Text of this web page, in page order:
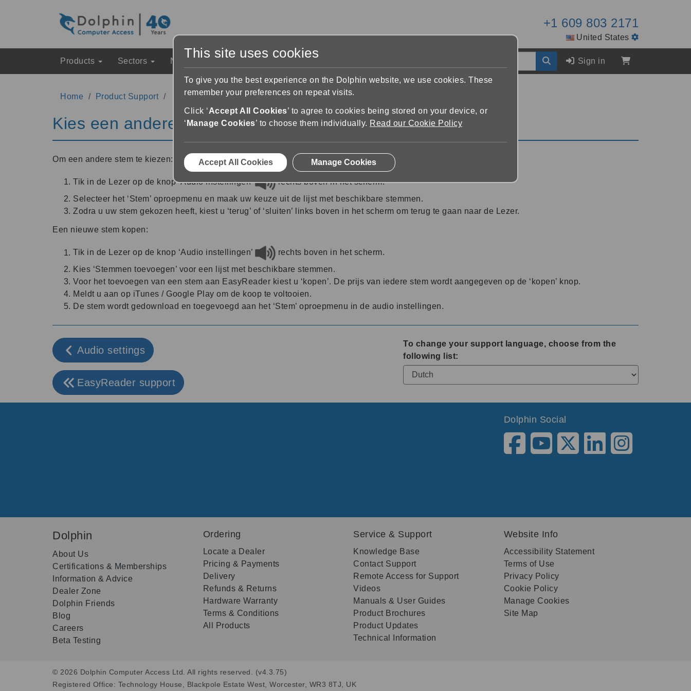
+1 609 803 2171
United States
Products Sectors News & Events Sign in
Home Product Support EasyReader Support Audio settings Kies een andere stem
Kies een andere stem
Om een andere stem te kiezen:
Tik in de Lezer op de knop ‘Audio instellingen’
rechts boven in het scherm.
Selecteer het ‘Stem’ oproepmenu en maak uw keuze uit de lijst met beschikbare stemmen.
Zodra u uw stem gekozen heeft, kiest u ‘terug’ of ‘sluiten’ links boven in het scherm om terug te gaan naar de Lezer.
Een nieuwe stem kopen:
Tik in de Lezer op de knop ‘Audio instellingen’
rechts boven in het scherm.
Kies ‘Stemmen toevoegen’ voor een lijst met beschikbare stemmen.
Voor het toevoegen van een stem aan EasyReader kiest u ‘kopen’. De prijs van iedere stem wordt aangegeven op de ‘kopen’ knop.
Meldt u aan op iTunes / Google Play om de koop te voltooien.
De stem wordt gedownload en toegevoegd aan het ‘Stem’ oproepmenu in de audio instellingen.
Audio settings
EasyReader support
To change your support language, choose from the
following list:
Dolphin Social
Dolphin
About Us
Certifications & Memberships
Information & Advice
Dealer Zone
Dolphin Friends
Blog
Careers
Beta Testing
Ordering
Locate a Dealer
Pricing & Payments
Delivery
Refunds & Returns
Hardware Warranty
Terms & Conditions
All Products
Service & Support
Knowledge Base
Contact Support
Remote Access for Support
Videos
Manuals & User Guides
Product Brochures
Product Updates
Technical Information
Website Info
Accessibility Statement
Terms of Use
Privacy Policy
Cookie Policy
Manage Cookies
Site Map
© 2026 Dolphin Computer Access Ltd. All rights reserved. (v4.3.75)
Registered Office: Technology House, Blackpole Estate West, Worcester, WR3 8TJ, UK
This site uses cookies
To give you the best experience on the Dolphin website, we use cookies. These
remember your preferences on repeat visits.
Click ‘Accept All Cookies’ to agree to cookies being stored on your device, or
‘ Manage Cookies’ to choose them individually. Read our Cookie Policy
Accept All Cookies Manage Cookies